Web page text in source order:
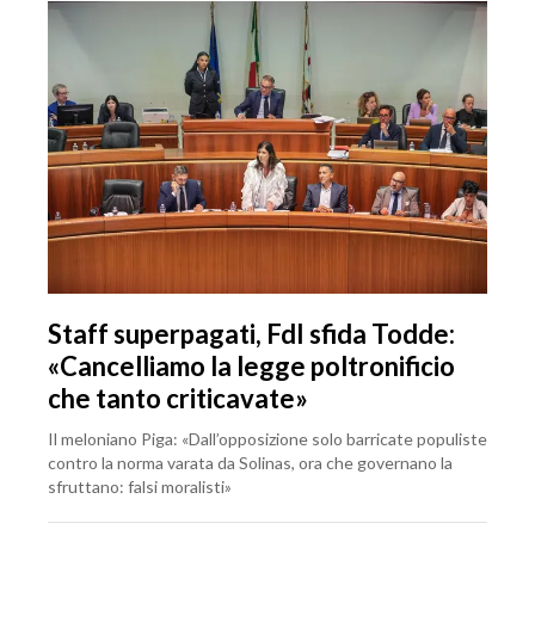
Staff superpagati, FdI sfida Todde:
«Cancelliamo la legge poltronificio
che tanto criticavate»
Il meloniano Piga: «Dall’opposizione solo barricate populiste
contro la norma varata da Solinas, ora che governano la
sfruttano: falsi moralisti»